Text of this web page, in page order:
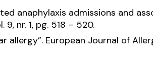
anaphylaxis admissions and
9, nr. 1, pg. 518 – 520.
allergy”. European Journal of